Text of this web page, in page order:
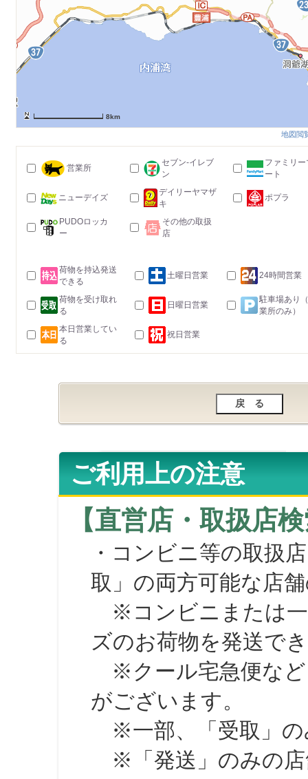
8km
地図閲
営業所
セブン-イレブ
ン
ファミリー
ート
ニューデイズ
デイリーヤマザ
キ
ポプラ
PUDOロッカ
ー
その他の取扱
店
荷物を持込発送
できる
土曜日営業 24時間営業
荷物を受け取れ
る
日曜日営業
駐車場あり
業所のみ）
本日営業してい
る
祝日営業
ご利用上の注意
【直営店・取扱店
・コンビニ等の取扱
取」の両方可能な店
※コンビニまたは一
ズのお荷物を発送で
※クール宅急便など
がございます。
※一部、「受取」の
※「発送」のみの店